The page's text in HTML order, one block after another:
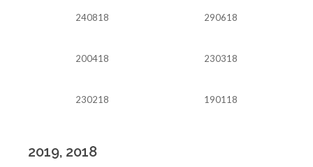
240818 290618
200418 230318
230218 190118
2019, 2018